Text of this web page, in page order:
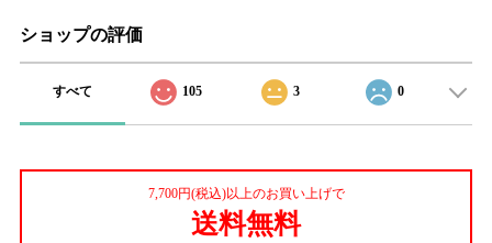
ショップの評価
すべて 105 3 0
7,700円(税込)以上のお買い上げで
送料無料